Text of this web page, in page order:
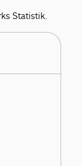
Statistik.